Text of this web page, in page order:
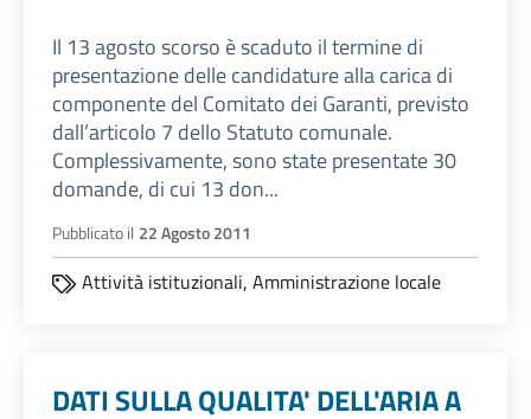
Il 13 agosto scorso è scaduto il termine di
presentazione delle candidature alla carica di
componente del Comitato dei Garanti, previsto
dall’articolo 7 dello Statuto comunale.
Complessivamente, sono state presentate 30
domande, di cui 13 don...
Pubblicato il 22 Agosto 2011
Attività istituzionali, Amministrazione locale
DATI SULLA QUALITA' DELL'ARIA A